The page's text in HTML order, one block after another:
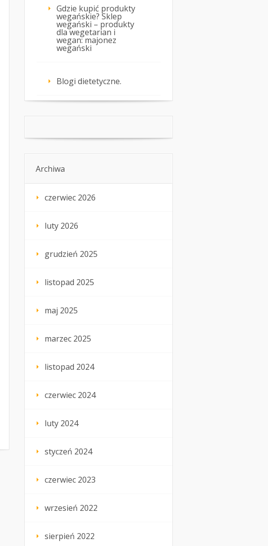
Gdzie kupić produkty
wegańskie? Sklep
wegański – produkty
dla wegetarian i
wegan: majonez
wegański
Blogi dietetyczne.
Archiwa
czerwiec 2026
luty 2026
grudzień 2025
listopad 2025
maj 2025
marzec 2025
listopad 2024
czerwiec 2024
luty 2024
styczeń 2024
czerwiec 2023
wrzesień 2022
sierpień 2022